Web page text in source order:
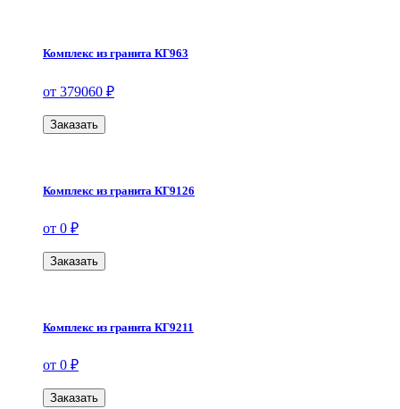
Комплекс из гранита КГ963
от 379060 ₽
Заказать
Комплекс из гранита КГ9126
от 0 ₽
Заказать
Комплекс из гранита КГ9211
от 0 ₽
Заказать